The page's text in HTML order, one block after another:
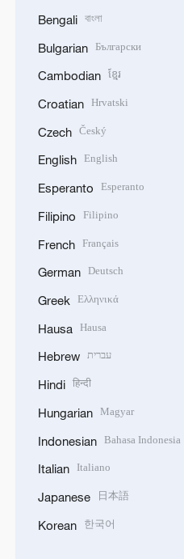
Bengali বাংলা
Bulgarian Български
Cambodian ខ្មែរ
Croatian Hrvatski
Czech Český
English English
Esperanto Esperanto
Filipino Filipino
French Français
German Deutsch
Greek Ελληνικά
Hausa Hausa
Hebrew עברית
Hindi हिन्दी
Hungarian Magyar
Indonesian Bahasa Indonesia
Italian Italiano
Japanese 日本語
Korean 한국어